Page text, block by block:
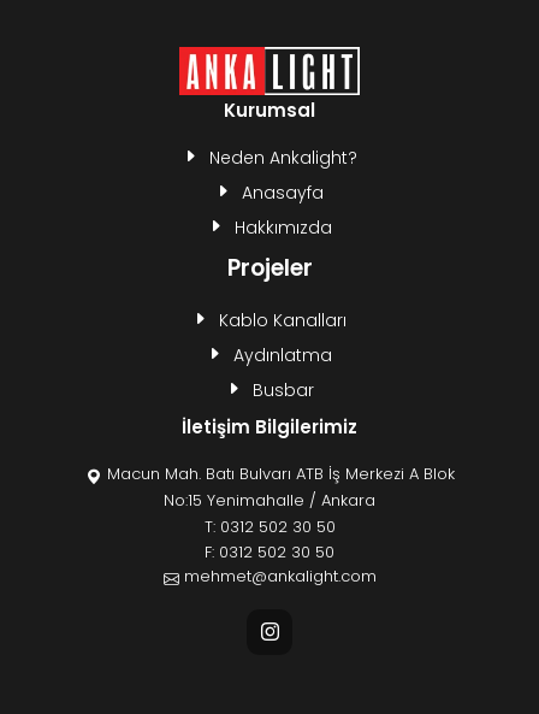
Kurumsal
Neden Ankalight?
Anasayfa
Hakkımızda
Projeler
Kablo Kanalları
Aydınlatma
Busbar
İletişim Bilgilerimiz
Macun Mah. Batı Bulvarı ATB İş Merkezi A Blok
No:15 Yenimahalle / Ankara
T: 0312 502 30 50
F: 0312 502 30 50
mehmet@ankalight.com